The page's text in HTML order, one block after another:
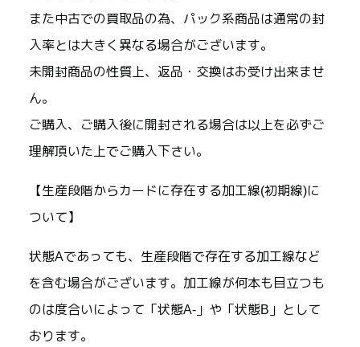
また中古での買取品の為、パック系商品は通常の封
入率とは大きく異なる場合がございます。
未開封商品の性質上、返品・交換はお受け出来ませ
ん。
ご購入、ご購入後に開封される場合は以上を必ずご
理解頂いた上でご購入下さい。
【生産段階からカードに存在する加工線(初期線)に
ついて】
状態Aであっても、生産段階で存在する加工線など
を含む場合がございます。加工線が何本も目立つも
のは度合いによって「状態A-」や「状態B」として
おります。